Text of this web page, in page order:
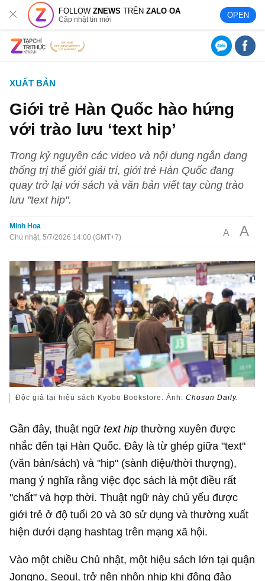
FOLLOWZNEWS TRÊNZALO OA
Cập nhật tin mới OPEN
XUẤT BẢN
Giới trẻ Hàn Quốc hào hứng
với trào lưu ‘text hip’
Trong kỷ nguyên các video và nội dung ngắn đang
thống trị thế giới giải trí, giới trẻ Hàn Quốc đang
quay trở lại với sách và văn bản viết tay cùng trào
lưu "text hip".
Minh Hoa
Chủ nhật, 5/7/2026 14:00 (GMT+7)
A A
Độc giả tại hiệu sách Kyobo Bookstore. Ảnh:Chosun Daily.
Gần đây, thuật ngữtext hip thường xuyên được
nhắc đến tại Hàn Quốc. Đây là từ ghép giữa "text"
(văn bản/sách) và "hip" (sành điệu/thời thượng),
mang ý nghĩa rằng việc đọc sách là một điều rất
"chất" và hợp thời. Thuật ngữ này chủ yếu được
giới trẻ ở độ tuổi 20 và 30 sử dụng và thường xuất
hiện dưới dạng hashtag trên mạng xã hội.
Vào một chiều Chủ nhật, một hiệu sách lớn tại quận
Jongno, Seoul, trở nên nhộn nhịp khi đông đảo